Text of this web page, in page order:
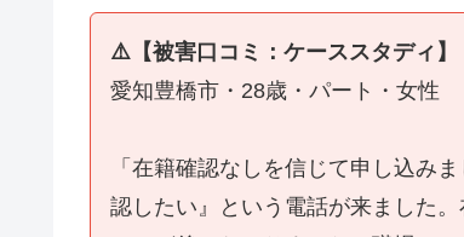
⚠️【被害口コミ：ケーススタディ】
愛知豊橋市・28歳・パート・女性
「在籍確認なしを信じて申し込み
認したい』という電話が来ました